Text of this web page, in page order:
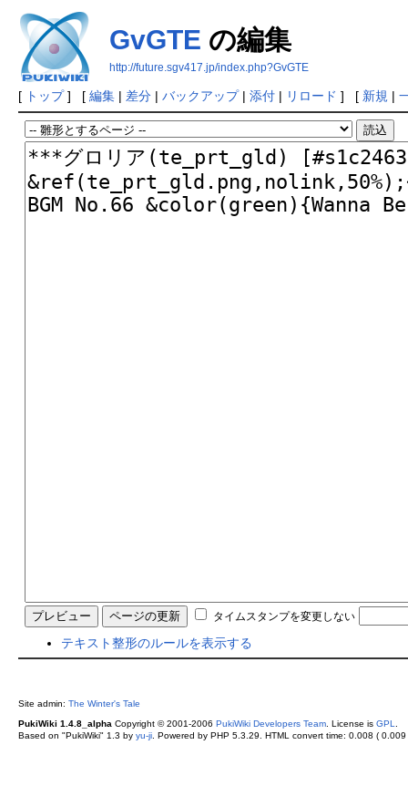
GvGTE の編集
http://future.sgv417.jp/index.php?GvGTE
[ トップ] [ 編集| 差分| バックアップ| 添付| リロード ] [ 新規 |
タイムスタンプを変更しない
テキスト整形のルールを表示する
Site admin: The Winter's Tale
PukiWiki 1.4.8_alpha Copyright © 2001-2006 PukiWiki Developers Team. License is GPL
Based on "PukiWiki" 1.3 by yu-ji. Powered by PHP 5.3.29. HTML convert time: 0.008 ( 0.009